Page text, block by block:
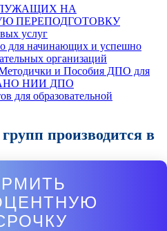
НА
ПЕРЕПОДГОТОВКУ
услуг
для начинающих и успешно
организаций
и Пособия ДПО для
АНО НИИ ДПО
для образовательной
производится в